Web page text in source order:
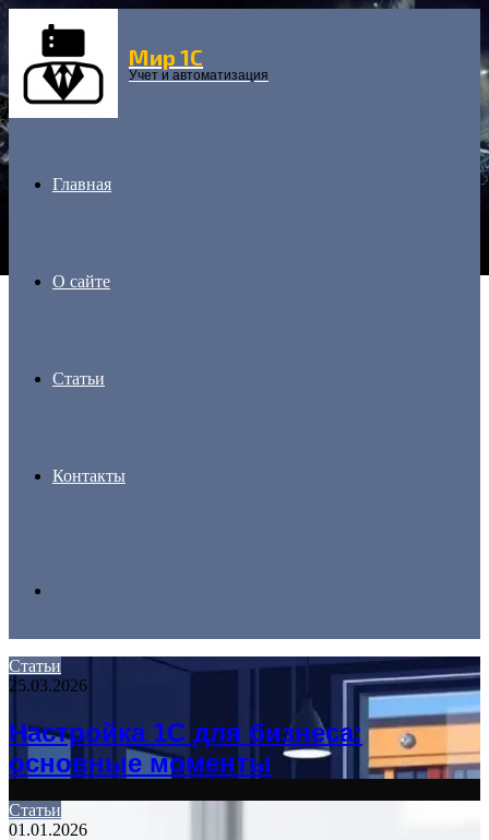
Menu Мир 1С
Учет и автоматизация
Главная
О сайте
Статьи
Контакты
for
Статьи
25.03.2026
Настройка 1С для бизнеса:
основные моменты
Статьи
01.01.2026